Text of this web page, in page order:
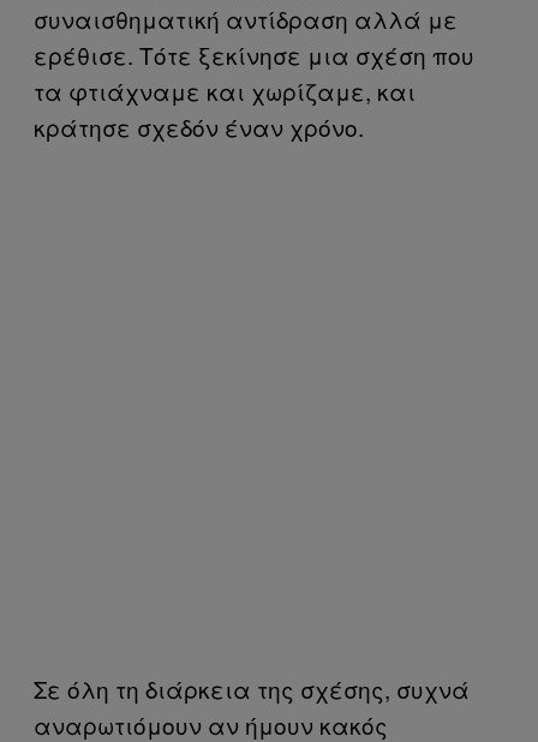
συναισθηματική αντίδραση αλλά με
ερέθισε. Τότε ξεκίνησε μια σχέση που
τα φτιάχναμε και χωρίζαμε, και
κράτησε σχεδόν έναν χρόνο.
Σε όλη τη διάρκεια της σχέσης, συχνά
αναρωτιόμουν αν ήμουν κακός